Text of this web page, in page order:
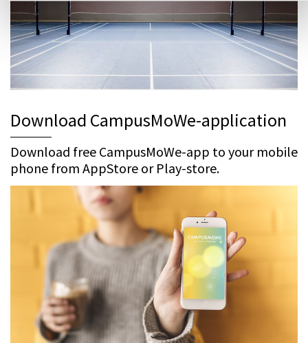
Download CampusMoWe-application
Download free CampusMoWe-app to your mobile
phone from AppStore or Play-store.